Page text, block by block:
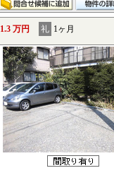
1.3 万円 礼 1ヶ月